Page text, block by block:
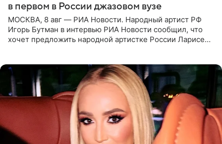
в первом в России джазовом вузе
МОСКВА, 8 авг — РИА Новости. Народный артист РФ
Игорь Бутман в интервью РИА Новости сообщил, что
хочет предложить народной артистке России Ларисе